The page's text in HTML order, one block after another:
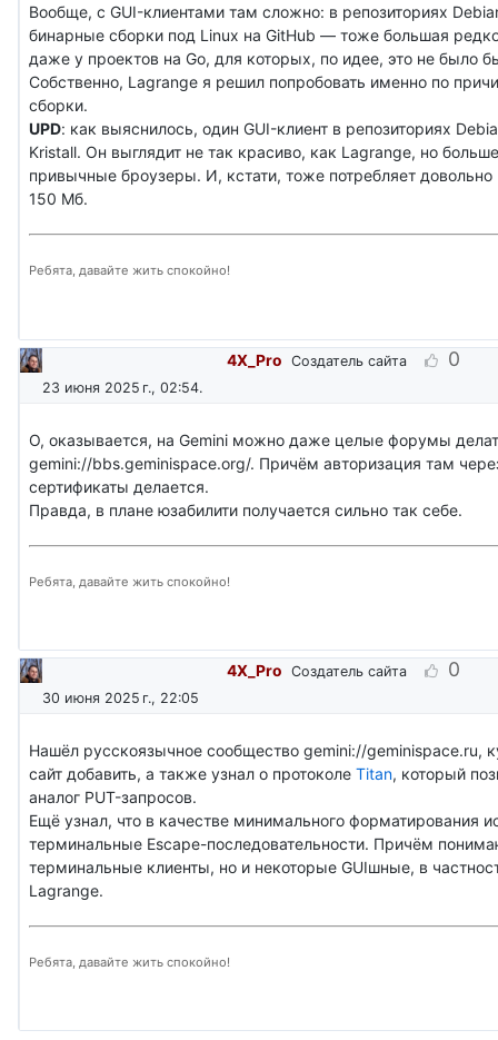
Вообще, с GUI-клиентами там сложно: в репозиториях
бинарные сборки под Linux на GitHub — тоже большая
даже у проектов на Go, для которых, по идее, это не было
Собственно, Lagrange я решил попробовать именно по
сборки.
UPD: как выяснилось, один GUI-клиент в репозиториях
Kristall. Он выглядит не так красиво, как Lagrange, но
привычные броузеры. И, кстати, тоже потребляет
150 Мб.
Ребята, давайте жить спокойно!
4X_Pro Создатель сайта 0
23 июня 2025 г., 02:54.
О, оказывается, на Gemini можно даже целые форумы
gemini://bbs.geminispace.org/. Причём авторизация там
сертификаты делается.
Правда, в плане юзабилити получается сильно так себе.
Ребята, давайте жить спокойно!
4X_Pro Создатель сайта 0
30 июня 2025 г., 22:05
Нашёл русскоязычное сообщество gemini://geminispace.ru,
сайт добавить, а также узнал о протоколе Titan, который
аналог PUT-запросов.
Ещё узнал, что в качестве минимального форматирования
терминальные Escape-последовательности. Причём
терминальные клиенты, но и некоторые GUIшные, в
Lagrange.
Ребята, давайте жить спокойно!